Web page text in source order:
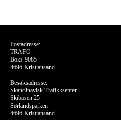
Postadresse:
TRAFO
Boks 9085
4696 Kristiansand
Besøksadresse:
Skandinavisk Trafikksenter
Skibåsen 25
Sørlandsparken
4696 Kristiansand